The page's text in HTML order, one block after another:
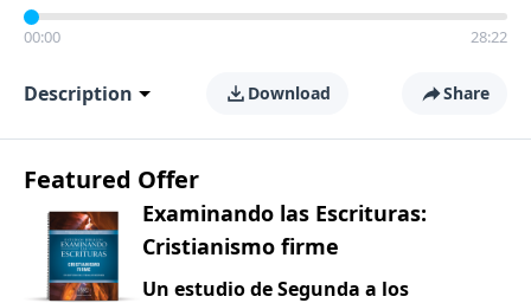
00:00 28:22
Description Download Share
Featured Offer
Examinando las Escrituras:
Cristianismo firme
Un estudio de Segunda a los